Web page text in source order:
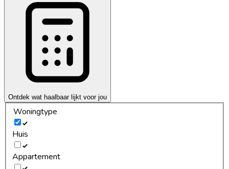
Ontdek wat haalbaar lijkt voor jou
Woningtype
Huis
Appartement